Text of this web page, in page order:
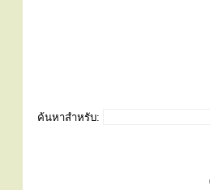
ค้นหาสำหรับ: